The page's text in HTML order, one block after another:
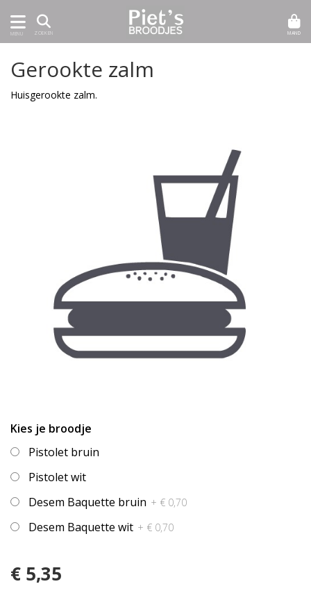
MENU ZOEKEN MAND
Gerookte zalm
Huisgerookte zalm.
Kies je broodje
Pistolet bruin
Pistolet wit
Desem Baquette bruin + € 0,70
Desem Baquette wit + € 0,70
€ 5,35